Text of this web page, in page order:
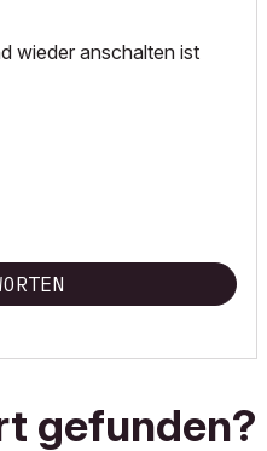
wieder anschalten ist
gefunden?